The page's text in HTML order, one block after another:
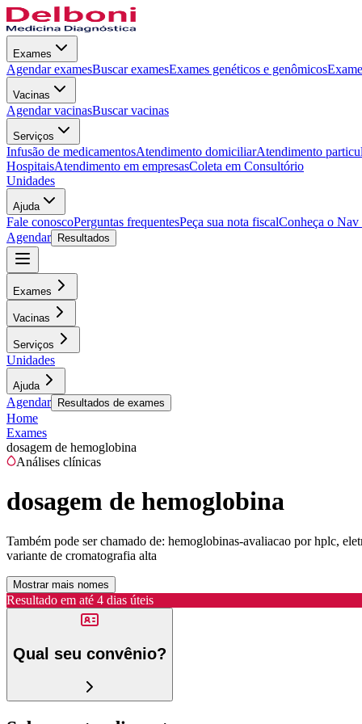
Exames
Agendar examesBuscar examesExames genéticos e genômicos
Vacinas
Agendar vacinasBuscar vacinas
Serviços
Infusão de medicamentosAtendimento domiciliarAtendimento
HospitaisAtendimento em empresasColeta em Consultório
Unidades
Ajuda
Fale conoscoPerguntas frequentesPeça sua nota fiscalConheça o Nav
Agendar
Resultados
Exames
Vacinas
Serviços
Unidades
Ajuda
Agendar Resultados de exames
Home
Exames
dosagem de hemoglobina
Análises clínicas
dosagem de hemoglobina
Também pode ser chamado de: hemoglobinas-avaliacao por hplc,
variante de cromatografia alta
Mostrar mais nomes
Resultado em até 4 dias úteis
Qual seu convênio?